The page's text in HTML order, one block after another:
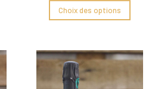
Choix des options